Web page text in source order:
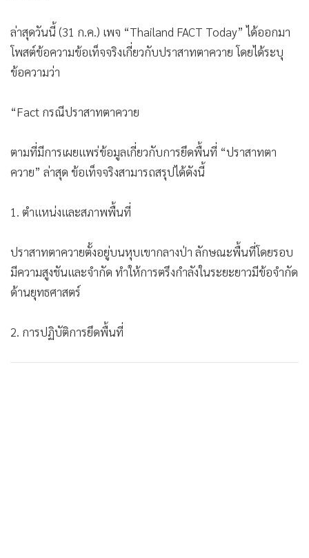
ล่าสุดวันนี้ (31 ก.ค.) เพจ “Thailand FACT Today” ได้ออกมา
โพสต์ข้อความข้อเท็จจริงเกี่ยวกับปราสาทตาควาย โดยได้ระบุ
ข้อความว่า
“Fact กรณีปราสาทตาควาย
ตามที่มีการเผยแพร่ข้อมูลเกี่ยวกับการยึดพื้นที่ “ปราสาทตา
ควาย” ล่าสุด ข้อเท็จจริงสามารถสรุปได้ดังนี้
1. ตำแหน่งและสภาพพื้นที่
ปราสาทตาควายตั้งอยู่บนหุบเขากลางป่า ลักษณะพื้นที่โดยรอบ
มีความสูงชันและจำกัด ทำให้การตรึงกำลังในระยะยาวมีข้อจำกัด
ด้านยุทธศาสตร์
2. การปฏิบัติการยึดพื้นที่